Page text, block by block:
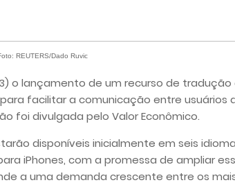
REUTERS/Dado Ruvic
o lançamento de um recurso de tradução
facilitar a comunicação entre usuários
foi divulgada pelo Valor Econômico.
disponíveis inicialmente em seis
iPhones, com a promessa de ampliar
a uma demanda crescente entre os